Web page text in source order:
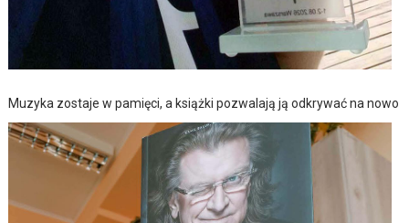
Muzyka zostaje w pamięci, a książki pozwalają ją odkrywać na nowo